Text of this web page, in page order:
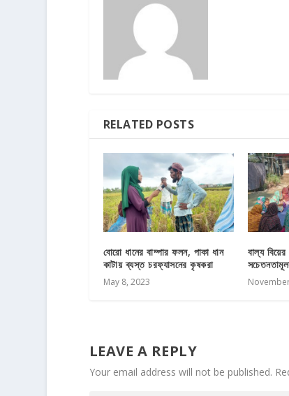
RELATED POSTS
বোরো ধানের বাম্পার ফলন, পাকা ধান
কাটায় ব্যস্ত চরফ্যাসনের কৃষকরা
May 8, 2023
বাল্য
LEAVE A REPLY
Your email address will not be published.